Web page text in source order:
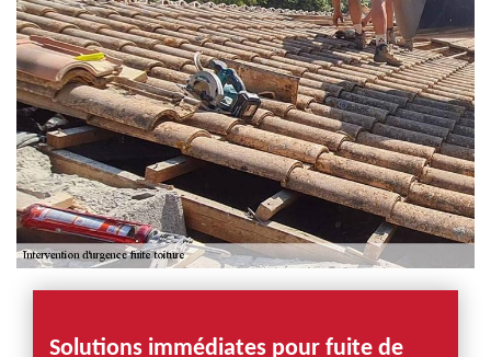
Solutions immédiates pour fuite de